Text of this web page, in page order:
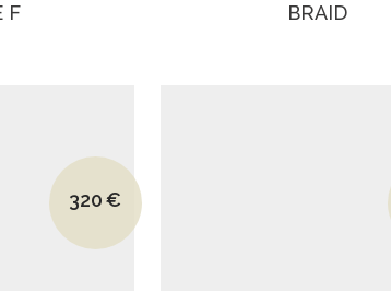
F BRAID
Le prix initial était : 695€.
320 €
Le prix actuel est : 320€.